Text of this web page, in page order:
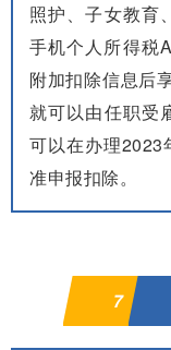
照护、子女教育
手机个人所得税
附加扣除信息后
就可以由任职受
可以在办理2023
准申报扣除。
7